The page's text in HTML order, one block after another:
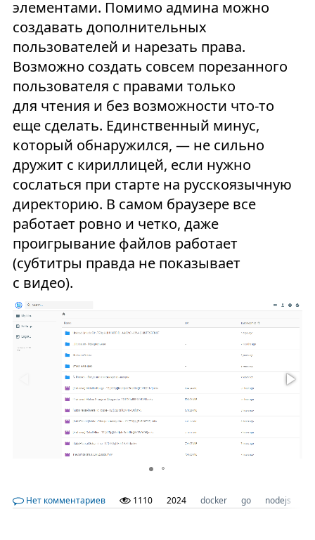
элементами. Помимо админа можно
создавать дополнительных
пользователей и нарезать права.
Возможно создать совсем порезанного
пользователя с правами только
для чтения и без возможности что-то
еще сделать. Единственный минус,
который обнаружился, — не сильно
дружит с кириллицей, если нужно
сослаться при старте на русскоязычную
директорию. В самом браузере все
работает ровно и четко, даже
проигрывание файлов работает
(субтитры правда не показывает
с видео).
Нет комментариев 1110 2024 docker go nodejs